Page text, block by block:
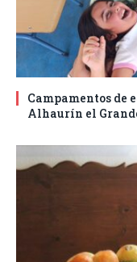
Campamentos de
Alhaurín el